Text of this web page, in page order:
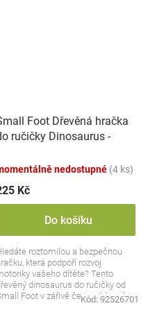
Foot Dřevěná hračka
ručičky Dinosaurus -
nedostupné (4 ks)
Kč
Do košíku
roztomilou a bezpečnou
která podpoří rozvoj
vašeho dítěte? Tento
dinosaurus do ručičky od
Foot v zářivě červené barvě je
Kód: 92526701